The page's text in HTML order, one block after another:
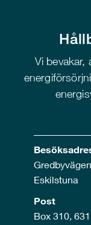
Vi bevakar,
Eskilstuna
Post
Box 310,